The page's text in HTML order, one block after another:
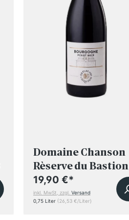
Domaine Chanson
Rèserve du Bastion
Bourgogne Pinot
Noir 2023
19,90 €*
inkl. MwSt, zzgl. Versand
0,75 Liter (26,53 €/Liter)